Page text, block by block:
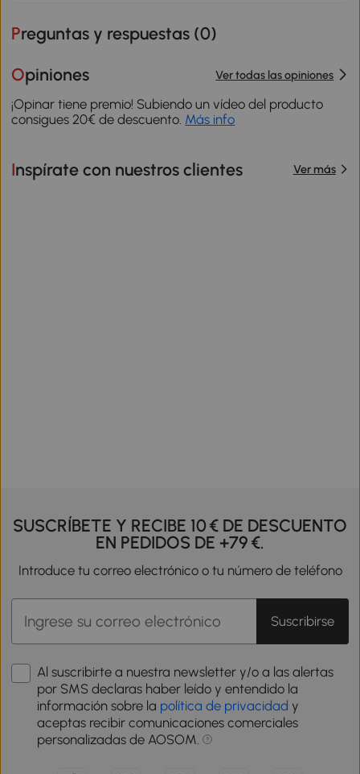
Preguntas y respuestas (0)
Opiniones Ver todas las opiniones
¡Opinar tiene premio! Subiendo un vídeo del producto
consigues 20€ de descuento. Más info
Inspírate con nuestros clientes Ver más
SUSCRÍBETE Y RECIBE 10 € DE DESCUENTO
EN PEDIDOS DE +79 €.
Introduce tu correo electrónico o tu número de teléfono
Suscribirse
Al suscribirte a nuestra newsletter y/o a las alertas
por SMS declaras haber leído y entendido la
información sobre la política de privacidad y
aceptas recibir comunicaciones comerciales
personalizadas de AOSOM.